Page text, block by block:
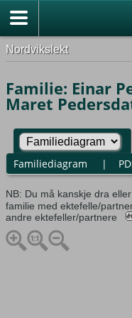
Nordvikslekt
Familie: Einar
Maret
Familiediagram |
NB: Du må kanskje dra
familie med ektefelle/
andre ektefeller/partnere